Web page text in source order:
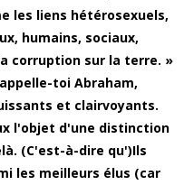
les liens hétérosexuels,
humains, sociaux,
corruption sur la terre. »
toi Abraham,
et clairvoyants.
l'objet d'une distinction
(C'est-à-dire qu')Ils
les meilleurs élus (car